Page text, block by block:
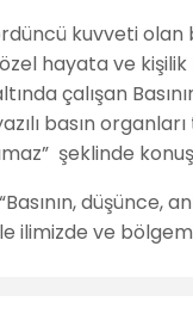
kuvveti
hayata ve
çalışan
basın
şeklinde
ilimizde ve